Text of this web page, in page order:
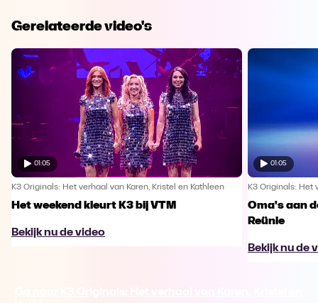
Gerelateerde video's
01:05
K3 Originals: Het verhaal van Karen, Kristel en Kathleen
Het weekend kleurt K3 bij VTM
Bekijk nu de video
01:05
K3 Originals: Het
Oma's aan
Reünie
Bekijk nu de